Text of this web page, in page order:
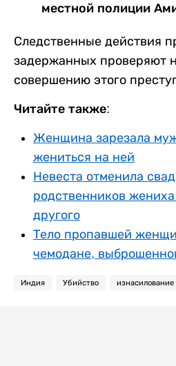
местной полиции
Следственные действия
задержанных проверяют
совершению этого
Читайте также:
Женщина зарезала
жениться на ней
Невеста отменила
родственников
другого
Тело пропавшей
чемодане,
Индия Убийство изнасилование